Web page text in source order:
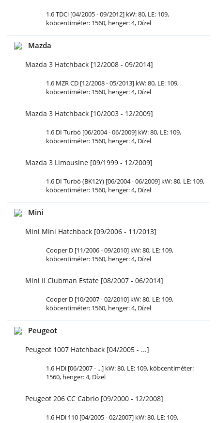
1.6 TDCi [04/2005 - 09/2012] kW: 80, LE: 109,
köbcentiméter: 1560, henger: 4, Dízel
Mazda
Mazda 3 Hatchback [12/2008 - 09/2014]
1.6 MZR CD [12/2008 - 05/2013] kW: 80, LE: 109,
köbcentiméter: 1560, henger: 4, Dízel
Mazda 3 Hatchback [10/2003 - 12/2009]
1.6 DI Turbó [06/2004 - 06/2009] kW: 80, LE: 109,
köbcentiméter: 1560, henger: 4, Dízel
Mazda 3 Limousine [09/1999 - 12/2009]
1.6 DI Turbó (BK12Y) [06/2004 - 06/2009] kW: 80, LE: 109,
köbcentiméter: 1560, henger: 4, Dízel
Mini
Mini Mini Hatchback [09/2006 - 11/2013]
Cooper D [11/2006 - 09/2010] kW: 80, LE: 109,
köbcentiméter: 1560, henger: 4, Dízel
Mini II Clubman Estate [08/2007 - 06/2014]
Cooper D [10/2007 - 02/2010] kW: 80, LE: 109,
köbcentiméter: 1560, henger: 4, Dízel
Peugeot
Peugeot 1007 Hatchback [04/2005 - ...]
1.6 HDi [06/2007 - ...] kW: 80, LE: 109, köbcentiméter:
1560, henger: 4, Dízel
Peugeot 206 CC Cabrio [09/2000 - 12/2008]
1.6 HDi 110 [04/2005 - 02/2007] kW: 80, LE: 109,